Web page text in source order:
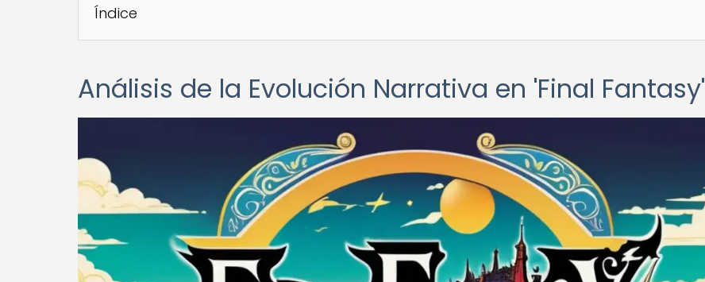
Índice
Análisis de la Evolución Narrativa en 'Final Fantasy'